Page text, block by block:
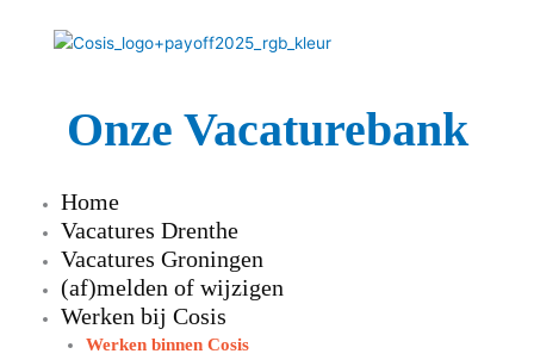
Onze Vacaturebank
Home
Vacatures Drenthe
Vacatures Groningen
(af)melden of wijzigen
Werken bij Cosis
Werken binnen Cosis